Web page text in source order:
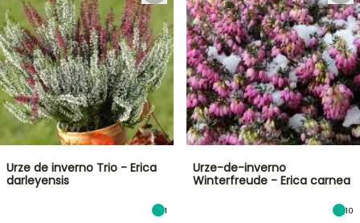
Urze de inverno Trio - Erica
darleyensis
1
Urze-de-inverno
Winterfreude - Erica carnea
10